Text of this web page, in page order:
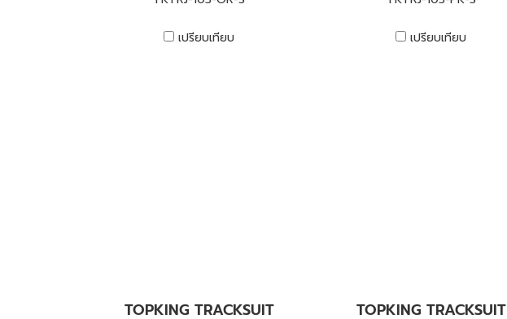
เปรียบเทียบ เปรียบเทียบ
TOPKING TRACKSUIT TOPKING TRACKSUIT